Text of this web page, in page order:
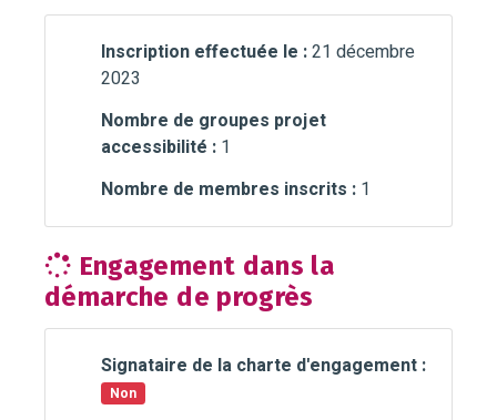
Inscription effectuée le :21 décembre
2023
Nombre de groupes projet
accessibilité : 1
Nombre de membres inscrits : 1
Engagement dans la
démarche de progrès
Signataire de la charte d'engagement :
Non